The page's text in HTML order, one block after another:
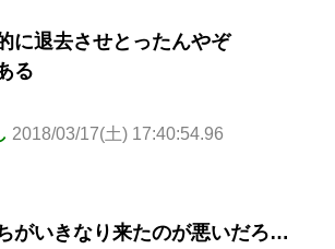
に退去させとったんやぞ
る
2018/03/17(土) 17:40:54.96
がいきなり来たのが悪いだろ…